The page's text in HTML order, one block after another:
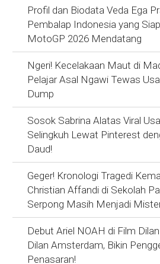
Profil dan Biodata Veda Ega
Pembalap Indonesia yang
MotoGP 2026 Mendatang
Ngeri! Kecelakaan Maut di
Pelajar Asal Ngawi Tewas
Dump
Sosok Sabrina Alatas Viral
Selingkuh Lewat Pinterest
Daud!
Geger! Kronologi Tragedi
Christian Affandi di Sekolah
Serpong Masih Menjadi
Debut Ariel NOAH di Film
Dilan Amsterdam, Bikin
Penasaran!